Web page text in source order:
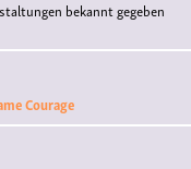
bekannt gegeben
Courage